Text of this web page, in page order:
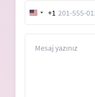
United
States
+1